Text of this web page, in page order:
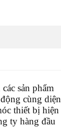
sản phẩm
cùng diện
thiết bị hiện
ty hàng đầu